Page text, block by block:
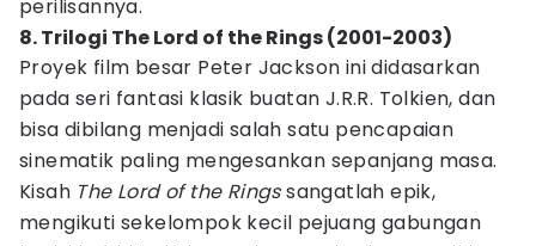
perilisannya.
8. Trilogi The Lord of the Rings (2001-2003)
Proyek film besar Peter Jackson ini didasarkan
pada seri fantasi klasik buatan J.R.R. Tolkien, dan
bisa dibilang menjadi salah satu pencapaian
sinematik paling mengesankan sepanjang masa.
Kisah The Lord of the Ringssangatlah epik,
mengikuti sekelompok kecil pejuang gabungan